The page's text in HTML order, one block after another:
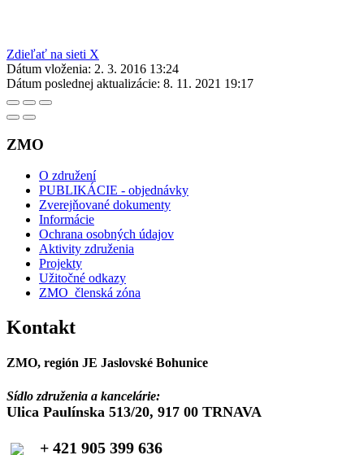
Zdieľať na sieti X
Dátum vloženia: 2. 3. 2016 13:24
Dátum poslednej aktualizácie: 8. 11. 2021 19:17
ZMO
O združení
PUBLIKÁCIE - objednávky
Zverejňované dokumenty
Informácie
Ochrana osobných údajov
Aktivity združenia
Projekty
Užitočné odkazy
ZMO_členská zóna
Kontakt
ZMO, región JE Jaslovské Bohunice
Sídlo združenia a kancelárie:
Ulica Paulínska 513/20, 917 00 TRNAVA
+ 421 905 399 636